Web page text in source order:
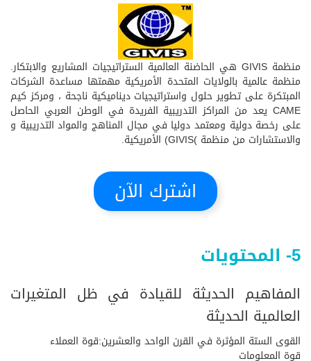
منظمة GIVIS هي الحاضنة العالمية الستراتيجيات المشاريع والابتكار.
منظمة عالمية بالولايات المتحدة الأمريكية مهمتها مساعدة الشركات
المبتكرة على تطوير حلول واستراتيجيات ديناميكية ناجحة ، ومركز كيم
CAME يعد من المراكز التدريبية الفريدة في الوطن العربي الحاصل
على رخصة دولية ومعتمد دوليا في مجال المناهج والمواد التدريبية و
والاستشارات من منظمة )GIVIS) الأمريكية.
اشترك الآن
5- المحتويات
المفاهيم الحديثة للقيادة في ظل المتغيرات
العالمية الحديثة
القوى الستة المؤثرة في القرن الواحد والعشرين:قوة العملاء
قوة المعلومات